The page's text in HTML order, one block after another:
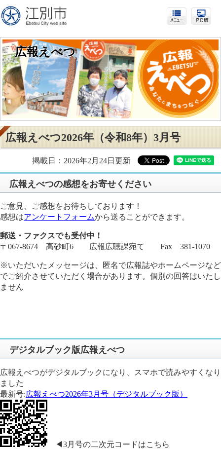
広報えべつ
広報えべつ2026年（令和8年）3月号
掲載日：2026年2月24日更新
広報えべつの感想をお寄せください
ご意見、ご感想をお待ちしております！
感想はアンケートフォームから送ることができます。
郵送・ファクスでも受付中！
〒067-8674 高砂町6 広報広聴課宛て Fax 381-1070
※いただいたメッセージは、匿名で広報誌やホームページなど
でご紹介させていただく場合があります。個別の回答はいたし
ません
デジタルブック版広報えべつ
広報えべつがデジタルブックになり、スマホで読みやすくなり
ました
最新号:広報えべつ2026年3月号（デジタルブック版）
◀3月号の二次元コードはこちら